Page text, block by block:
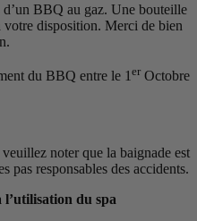
BBQ au gaz. Une bouteille
votre disposition. Merci de bien
du BBQ entre le 1 er Octobre
noter que la baignade est
pas responsables des accidents.
l’utilisation du spa